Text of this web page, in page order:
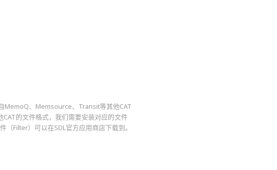
MemoQ、Memsource、Transit等其他CAT
的文件格式，我们需要安装对应的文件
Filter）可以在SDL官方应用商店下载到。